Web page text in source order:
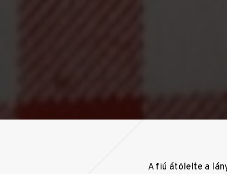
A fiú átölelte a